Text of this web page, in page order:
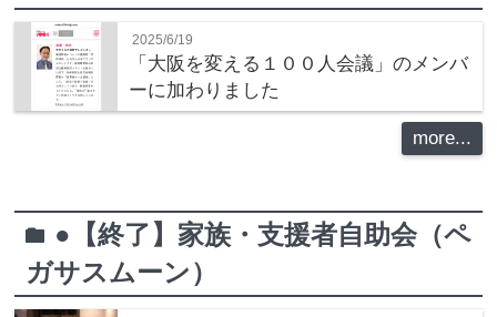
2025/6/19
「大阪を変える１００人会議」のメンバ
ーに加わりました
more...
folder ●【終了】家族・支援者自助会（ペ
ガサスムーン）